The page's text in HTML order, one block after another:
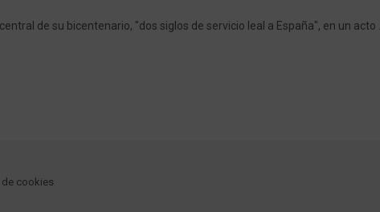
de su bicentenario, "dos siglos de servicio leal a España", en un acto ...
de cookies